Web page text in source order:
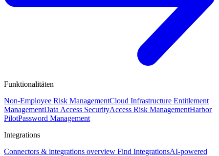
Funktionalitäten
Non-Employee Risk ManagementCloud Infrastructure Entitlement
ManagementData Access SecurityAccess Risk ManagementHarbor
PilotPassword Management
Integrations
Connectors & integrations overview Find IntegrationsAI-powered